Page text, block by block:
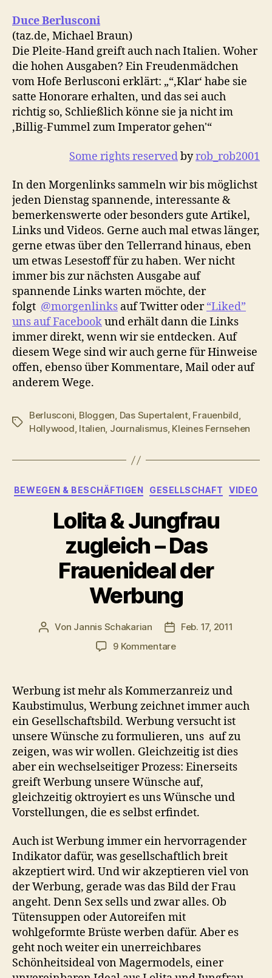
Duce Berlusconi
(taz.de, Michael Braun)
Die Pleite-Hand greift auch nach Italien. Woher
die hohen Ausgaben? Ein Freudenmädchen
vom Hofe Berlusconi erklärt: „“‚Klar‘ habe sie
satte Honorare erhalten, und das sei auch
richtig so, Schließlich könne sie ja nicht im
‚Billig-Fummel zum Imperator gehen'“
Some rights reservedbyrob_rob2001
In den Morgenlinks sammeln wir bis möglichst
jeden Dienstag spannende, interessante &
bemerkenswerte oder besonders gute Artikel,
Links und Videos. Gerne auch mal etwas länger,
gerne etwas über den Tellerrand hinaus, eben
um etwas Lesestoff für zu haben. Wer nicht
immer bis zur nächsten Ausgabe auf
spannende Links warten möchte, der
folgt @morgenlinks auf Twitter oder“Liked”
uns auf Facebookund erhält dann die Links
immer direkt, wenn wir sie entdecken. Auf
diesem Wege sind wir auch gerne für Hinweise
offen, ebenso über Kommentare, Mail oder auf
anderem Wege.
Schlagwörter
Berlusconi, Bloggen, Das Supertalent, Frauenbild,
Hollywood, Italien, Journalismus, Kleines Fernsehen
Kategorien
BEWEGEN & BESCHÄFTIGEN GESELLSCHAFT VIDEO
Lolita & Jungfrau
zugleich – Das
Frauenideal der
Werbung
Beitragsautor
Von Jannis Schakarian
Feb. 17, 2011
9 Kommentarezu
Jungfrau
zugleich
–
Das
Frauenideal
der
Werbung
Werbung ist mehr als Kommerzanreiz und
Kaubstimulus, Werbung zeichnet immer auch
ein Gesellschaftsbild. Werbung versucht ist
unsere Wünsche zu formulieren, uns auf zu
zeigen, was wir wollen. Gleichzeitig ist dies
aber ein wechselseitiger Prozess: Einerseits
greift Werbung unsere Wünsche auf,
gleichzeitig oktroyiert es uns Wünsche und
Vorstellungen, die es selbst erfindet.
Auch ist Werbung immer ein hervorragender
Indikator dafür, was gesellschaftlich breit
akzeptiert wird. Und wir akzeptieren viel von
der Werbung, gerade was das Bild der Frau
angeht. Denn Sex sells und zwar alles. Ob
Tütensuppen oder Autoreifen mit
wohlgeformte Brüste werben dafür. Aber es
geht noch weiter ein unerreichbares
Schönheitsideal von Magermodels, einer